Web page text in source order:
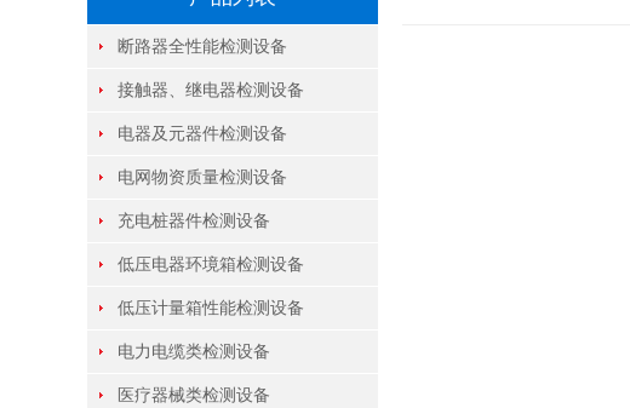
断路器全性能检测设备
接触器、继电器检测设备
电器及元器件检测设备
电网物资质量检测设备
充电桩器件检测设备
低压电器环境箱检测设备
低压计量箱性能检测设备
电力电缆类检测设备
医疗器械类检测设备